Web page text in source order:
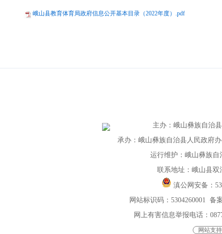
峨山县教育体育局政府信息公开基本目录（2022年度）.pdf
主办： 峨山彝族自治
承办：峨山彝族自治县人民政府
运行维护：峨山彝族自
联系地址：峨山县双
滇公网安备：
网站标识码：5304260001 备
网上有害信息举报电话：
网站支